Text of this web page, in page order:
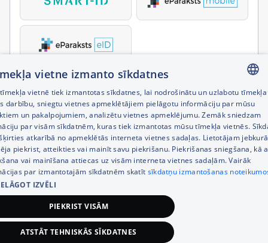
LATVIAN
RUSSIAN
ENGLISH
vietne izmanto sīkdatnes
vietnē tiek izmantotas sīkdatnes, lai nodrošinātu un uzlabotu tīmekļa
darbību, sniegtu vietnes apmeklētājiem pielāgotu informāciju par mūsu
un pakalpojumiem, analizētu vietnes apmeklējumu. Zemāk sniedzam
par visām sīkdatnēm, kuras tiek izmantotas mūsu tīmekļa vietnēs.
atkarībā no apmeklētās interneta vietnes sadaļas. Lietotājam
piekrist, atteikties vai mainīt savu piekrišanu. Piekrišanas sniegšana, kā
vai mainīšana attiecas uz visām interneta vietnes sadaļām. Vairāk
par izmantotajām sīkdatnēm skatīt sīkdatņu izmantošanas
IZVĒLI
PIEKRIST VISĀM
ATSTĀT TEHNISKĀS SĪKDATNES